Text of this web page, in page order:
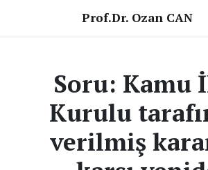
Prof.Dr. Ozan CAN
Soru: Kamu
Kurulu
verilmiş